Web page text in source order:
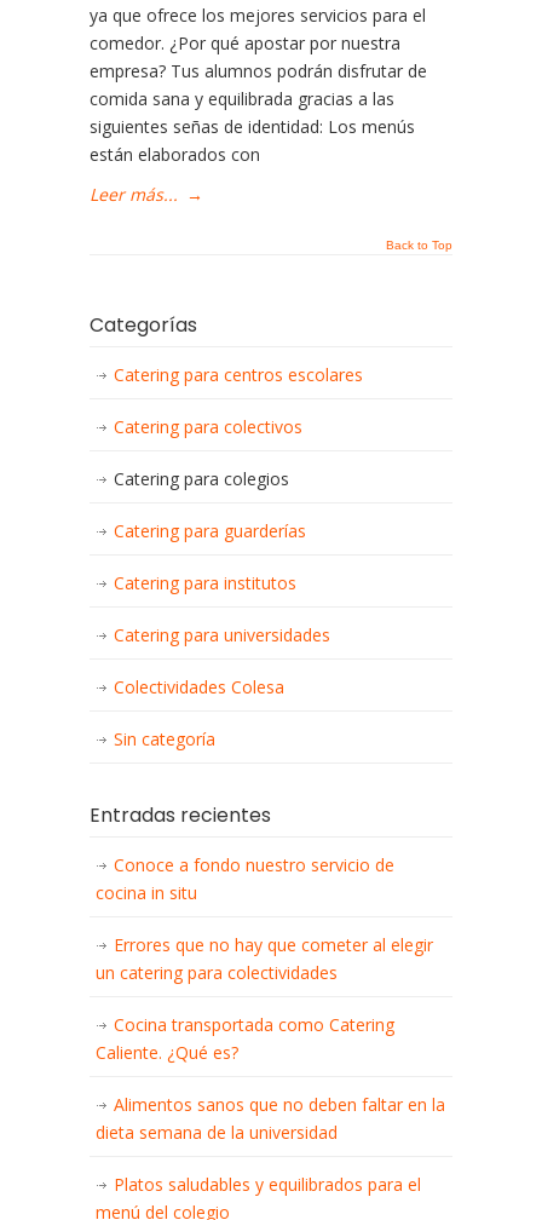
ya que ofrece los mejores servicios para el
comedor. ¿Por qué apostar por nuestra
empresa? Tus alumnos podrán disfrutar de
comida sana y equilibrada gracias a las
siguientes señas de identidad: Los menús
están elaborados con
Leer más... →
Back to Top
Categorías
Catering para centros escolares
Catering para colectivos
Catering para colegios
Catering para guarderías
Catering para institutos
Catering para universidades
Colectividades Colesa
Sin categoría
Entradas recientes
Conoce a fondo nuestro servicio de
cocina in situ
Errores que no hay que cometer al elegir
un catering para colectividades
Cocina transportada como Catering
Caliente. ¿Qué es?
Alimentos sanos que no deben faltar en la
dieta semana de la universidad
Platos saludables y equilibrados para el
menú del colegio